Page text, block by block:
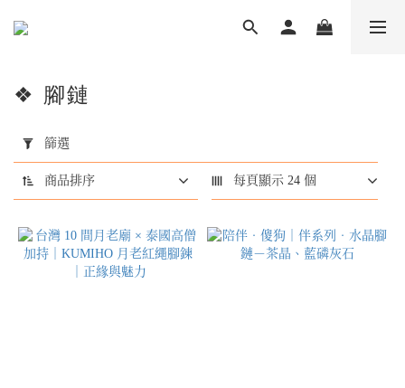
用
選
商
品
❖ 腳鏈
篩選
商品排序 每頁顯示 24 個